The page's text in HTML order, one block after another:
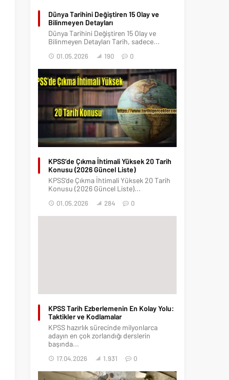
Dünya Tarihini Değiştiren 15 Olay ve
Bilinmeyen Detayları
Dünya Tarihini Değiştiren 15 Olay ve
Bilinmeyen Detayları Tarih, sadece...
01.05.2026 190 0
KPSS’de Çıkma İhtimali Yüksek 20 Tarih
Konusu (2026 Güncel Liste)
KPSS’de Çıkma İhtimali Yüksek 20 Tarih
Konusu (2026 Güncel Liste)...
01.05.2026 284 0
KPSS Tarih Ezberlemenin En Kolay Yolu:
Taktikler ve Kodlamalar
KPSS hazırlık sürecinde milyonlarca
adayın en çok zorlandığı derslerin
başında...
17.04.2026 1.931 0